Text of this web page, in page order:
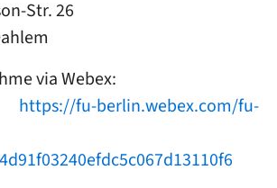
Str. 26
via Webex:
https://fu-berlin.webex.com/fu-